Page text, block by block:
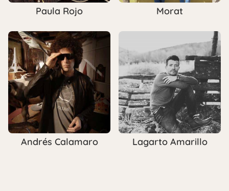
Paula Rojo Morat
Andrés Calamaro Lagarto Amarillo